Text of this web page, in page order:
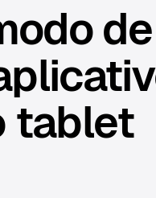
de
tablet